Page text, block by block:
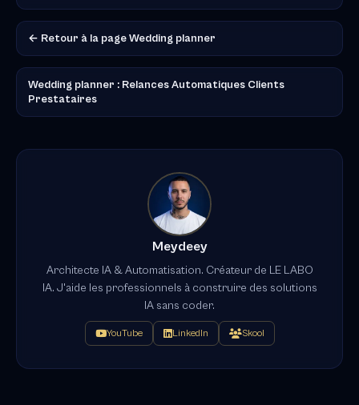
← Retour à la page Wedding planner
Wedding planner : Relances Automatiques Clients
Prestataires
Meydeey
Architecte IA & Automatisation. Créateur de LE LABO
IA. J'aide les professionnels à construire des solutions
IA sans coder.
YouTube LinkedIn Skool